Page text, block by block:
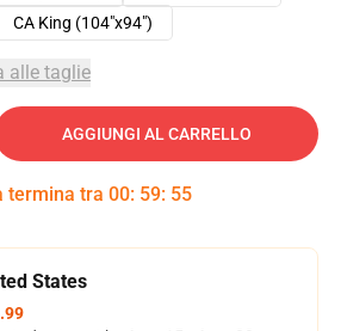
CA King (104"x94")
alle taglie
AGGIUNGI AL CARRELLO
termina tra 00: 59: 54
States